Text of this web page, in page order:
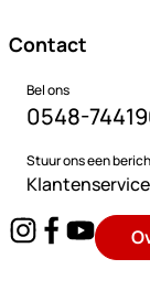
Contact
Bel ons
0548-
Stuur ons een
Klantenservice